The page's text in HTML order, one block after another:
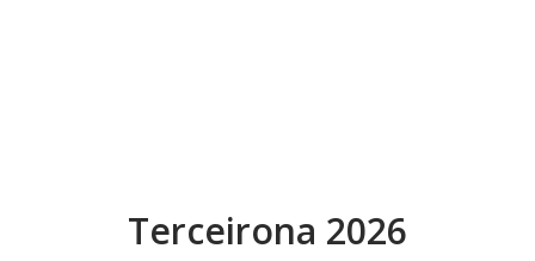
Terceirona 2026